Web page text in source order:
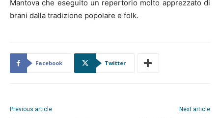
Mantova che eseguito un repertorio molto apprezzato di
brani dalla tradizione popolare e folk.
Facebook Twitter
Previous article Next article